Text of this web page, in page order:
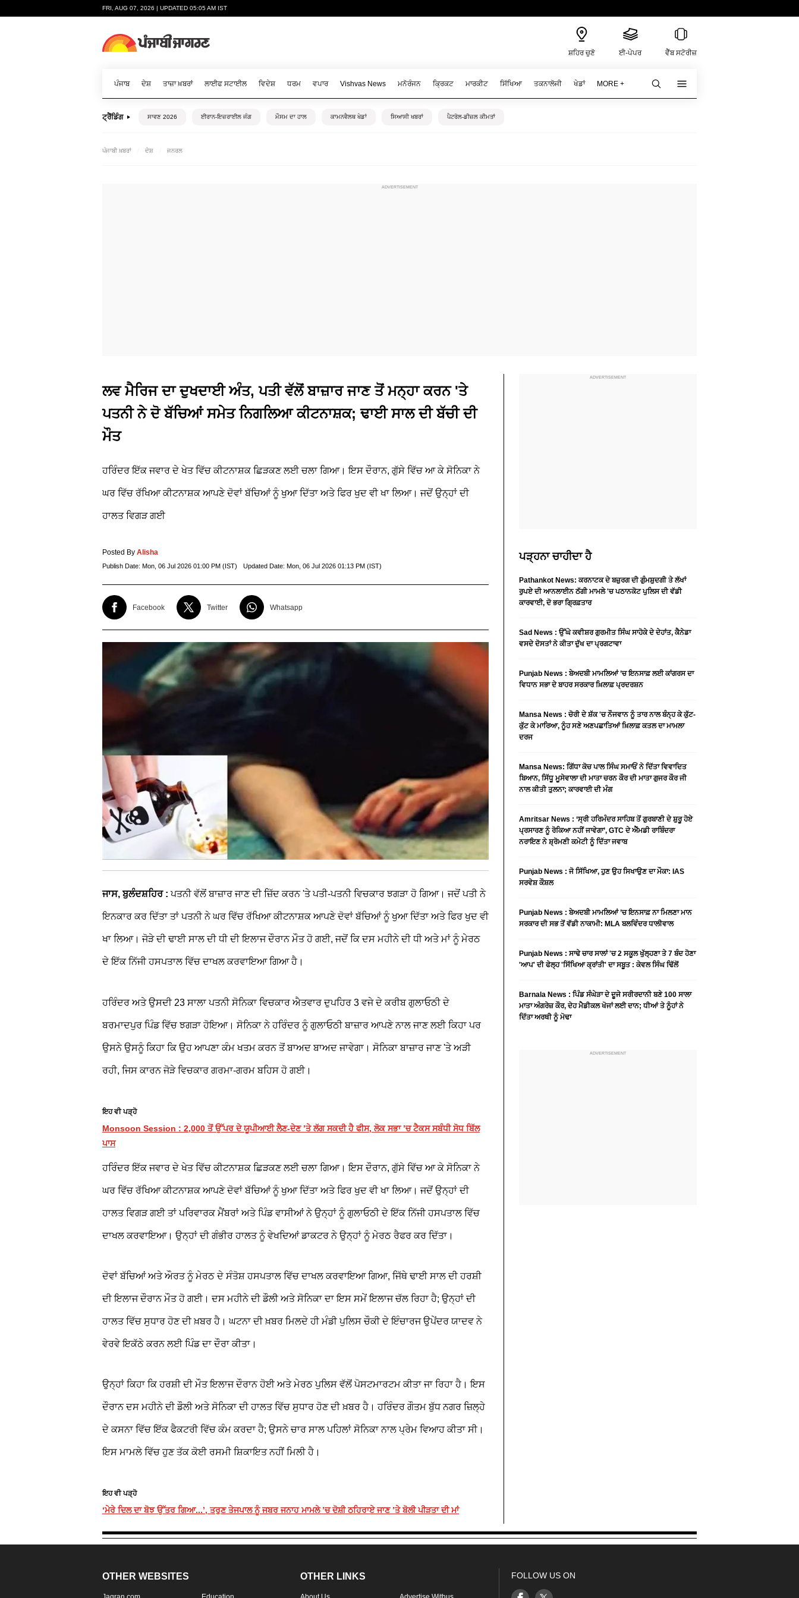
FRI, AUG 07, 2026 | UPDATED 05:05 AM IST
ਸ਼ਹਿਰ ਚੁਣੋ ਈ-ਪੇਪਰ ਵੈੱਬ ਸਟੋਰੀਜ਼
ਪੰਜਾਬ ਦੇਸ਼ ਤਾਜ਼ਾ ਖ਼ਬਰਾਂ ਲਾਈਫ ਸਟਾਈਲ ਵਿਦੇਸ਼ ਧਰਮ ਵਪਾਰ Vishvas News ਮਨੋਰੰਜਨ ਕ੍ਰਿਕਟ ਮਾਰਕੀਟ ਸਿੱਖਿਆ ਤਕਨਾਲੋਜੀ ਖੇਡਾਂ MORE +
ਟ੍ਰੈਂਡਿੰਗ ਸਾਵਣ 2026 ਈਰਾਨ-ਇਜ਼ਰਾਈਲ ਜੰਗ ਮੌਸਮ ਦਾ ਹਾਲ ਕਾਮਨਵੈਲਥ ਖੇਡਾਂ ਸਿਆਸੀ ਖਬਰਾਂ ਪੈਟਰੋਲ-ਡੀਜ਼ਲ ਕੀਮਤਾਂ
ਪੰਜਾਬੀ ਖ਼ਬਰਾਂ ਦੇਸ਼ ਜਨਰਲ
ਲਵ ਮੈਰਿਜ ਦਾ ਦੁਖਦਾਈ ਅੰਤ, ਪਤੀ ਵੱਲੋਂ ਬਾਜ਼ਾਰ ਜਾਣ ਤੋਂ ਮਨ੍ਹਾ ਕਰਨ 'ਤੇ
ਪਤਨੀ ਨੇ ਦੋ ਬੱਚਿਆਂ ਸਮੇਤ ਨਿਗਲਿਆ ਕੀਟਨਾਸ਼ਕ; ਢਾਈ ਸਾਲ ਦੀ ਬੱਚੀ ਦੀ
ਮੌਤ
ਹਰਿੰਦਰ ਇੱਕ ਜਵਾਰ ਦੇ ਖੇਤ ਵਿੱਚ ਕੀਟਨਾਸ਼ਕ ਛਿੜਕਣ ਲਈ ਚਲਾ ਗਿਆ। ਇਸ ਦੌਰਾਨ, ਗੁੱਸੇ ਵਿੱਚ ਆ ਕੇ ਸੋਨਿਕਾ ਨੇ
ਘਰ ਵਿੱਚ ਰੱਖਿਆ ਕੀਟਨਾਸ਼ਕ ਆਪਣੇ ਦੋਵਾਂ ਬੱਚਿਆਂ ਨੂੰ ਖੁਆ ਦਿੱਤਾ ਅਤੇ ਫਿਰ ਖੁਦ ਵੀ ਖਾ ਲਿਆ। ਜਦੋਂ ਉਨ੍ਹਾਂ ਦੀ
ਹਾਲਤ ਵਿਗੜ ਗਈ
Posted By Alisha
Publish Date: Mon, 06 Jul 2026 01:00 PM (IST) Updated Date: Mon, 06 Jul 2026 01:13 PM (IST)
Facebook Twitter Whatsapp
ਜਾਸ, ਬੁਲੰਦਸ਼ਹਿਰ :ਪਤਨੀ ਵੱਲੋਂ ਬਾਜ਼ਾਰ ਜਾਣ ਦੀ ਜ਼ਿੱਦ ਕਰਨ 'ਤੇ ਪਤੀ-ਪਤਨੀ ਵਿਚਕਾਰ ਝਗੜਾ ਹੋ ਗਿਆ। ਜਦੋਂ ਪਤੀ ਨੇ
ਇਨਕਾਰ ਕਰ ਦਿੱਤਾ ਤਾਂ ਪਤਨੀ ਨੇ ਘਰ ਵਿੱਚ ਰੱਖਿਆ ਕੀਟਨਾਸ਼ਕ ਆਪਣੇ ਦੋਵਾਂ ਬੱਚਿਆਂ ਨੂੰ ਖੁਆ ਦਿੱਤਾ ਅਤੇ ਫਿਰ ਖੁਦ ਵੀ
ਖਾ ਲਿਆ। ਜੋੜੇ ਦੀ ਢਾਈ ਸਾਲ ਦੀ ਧੀ ਦੀ ਇਲਾਜ ਦੌਰਾਨ ਮੌਤ ਹੋ ਗਈ, ਜਦੋਂ ਕਿ ਦਸ ਮਹੀਨੇ ਦੀ ਧੀ ਅਤੇ ਮਾਂ ਨੂੰ ਮੇਰਠ
ਦੇ ਇੱਕ ਨਿੱਜੀ ਹਸਪਤਾਲ ਵਿੱਚ ਦਾਖਲ ਕਰਵਾਇਆ ਗਿਆ ਹੈ।
ਹਰਿੰਦਰ ਅਤੇ ਉਸਦੀ 23 ਸਾਲਾ ਪਤਨੀ ਸੋਨਿਕਾ ਵਿਚਕਾਰ ਐਤਵਾਰ ਦੁਪਹਿਰ 3 ਵਜੇ ਦੇ ਕਰੀਬ ਗੁਲਾਓਠੀ ਦੇ
ਬਰਮਾਦਪੁਰ ਪਿੰਡ ਵਿੱਚ ਝਗੜਾ ਹੋਇਆ। ਸੋਨਿਕਾ ਨੇ ਹਰਿੰਦਰ ਨੂੰ ਗੁਲਾਓਠੀ ਬਾਜ਼ਾਰ ਆਪਣੇ ਨਾਲ ਜਾਣ ਲਈ ਕਿਹਾ ਪਰ
ਉਸਨੇ ਉਸਨੂੰ ਕਿਹਾ ਕਿ ਉਹ ਆਪਣਾ ਕੰਮ ਖਤਮ ਕਰਨ ਤੋਂ ਬਾਅਦ ਬਾਅਦ ਜਾਵੇਗਾ। ਸੋਨਿਕਾ ਬਾਜ਼ਾਰ ਜਾਣ 'ਤੇ ਅੜੀ
ਰਹੀ, ਜਿਸ ਕਾਰਨ ਜੋੜੇ ਵਿਚਕਾਰ ਗਰਮਾ-ਗਰਮ ਬਹਿਸ ਹੋ ਗਈ।
ਇਹ ਵੀ ਪੜ੍ਹੋ
Monsoon Session : 2,000 ਤੋਂ ਉੱਪਰ ਦੇ ਯੂਪੀਆਈ ਲੈਣ-ਦੇਣ ’ਤੇ ਲੱਗ ਸਕਦੀ ਹੈ ਫੀਸ, ਲੋਕ ਸਭਾ ’ਚ ਟੈਕਸ ਸਬੰਧੀ ਸੋਧ ਬਿੱਲ
ਪਾਸ
ਹਰਿੰਦਰ ਇੱਕ ਜਵਾਰ ਦੇ ਖੇਤ ਵਿੱਚ ਕੀਟਨਾਸ਼ਕ ਛਿੜਕਣ ਲਈ ਚਲਾ ਗਿਆ। ਇਸ ਦੌਰਾਨ, ਗੁੱਸੇ ਵਿੱਚ ਆ ਕੇ ਸੋਨਿਕਾ ਨੇ
ਘਰ ਵਿੱਚ ਰੱਖਿਆ ਕੀਟਨਾਸ਼ਕ ਆਪਣੇ ਦੋਵਾਂ ਬੱਚਿਆਂ ਨੂੰ ਖੁਆ ਦਿੱਤਾ ਅਤੇ ਫਿਰ ਖੁਦ ਵੀ ਖਾ ਲਿਆ। ਜਦੋਂ ਉਨ੍ਹਾਂ ਦੀ
ਹਾਲਤ ਵਿਗੜ ਗਈ ਤਾਂ ਪਰਿਵਾਰਕ ਮੈਂਬਰਾਂ ਅਤੇ ਪਿੰਡ ਵਾਸੀਆਂ ਨੇ ਉਨ੍ਹਾਂ ਨੂੰ ਗੁਲਾਓਠੀ ਦੇ ਇੱਕ ਨਿੱਜੀ ਹਸਪਤਾਲ ਵਿੱਚ
ਦਾਖਲ ਕਰਵਾਇਆ। ਉਨ੍ਹਾਂ ਦੀ ਗੰਭੀਰ ਹਾਲਤ ਨੂੰ ਵੇਖਦਿਆਂ ਡਾਕਟਰ ਨੇ ਉਨ੍ਹਾਂ ਨੂੰ ਮੇਰਠ ਰੈਫਰ ਕਰ ਦਿੱਤਾ।
ਦੋਵਾਂ ਬੱਚਿਆਂ ਅਤੇ ਔਰਤ ਨੂੰ ਮੇਰਠ ਦੇ ਸੰਤੋਸ਼ ਹਸਪਤਾਲ ਵਿੱਚ ਦਾਖਲ ਕਰਵਾਇਆ ਗਿਆ, ਜਿੱਥੇ ਢਾਈ ਸਾਲ ਦੀ ਹਰਸ਼ੀ
ਦੀ ਇਲਾਜ ਦੌਰਾਨ ਮੌਤ ਹੋ ਗਈ। ਦਸ ਮਹੀਨੇ ਦੀ ਡੌਲੀ ਅਤੇ ਸੋਨਿਕਾ ਦਾ ਇਸ ਸਮੇਂ ਇਲਾਜ ਚੱਲ ਰਿਹਾ ਹੈ; ਉਨ੍ਹਾਂ ਦੀ
ਹਾਲਤ ਵਿੱਚ ਸੁਧਾਰ ਹੋਣ ਦੀ ਖ਼ਬਰ ਹੈ। ਘਟਨਾ ਦੀ ਖ਼ਬਰ ਮਿਲਦੇ ਹੀ ਮੰਡੀ ਪੁਲਿਸ ਚੌਕੀ ਦੇ ਇੰਚਾਰਜ ਉਪੇਂਦਰ ਯਾਦਵ ਨੇ
ਵੇਰਵੇ ਇਕੱਠੇ ਕਰਨ ਲਈ ਪਿੰਡ ਦਾ ਦੌਰਾ ਕੀਤਾ।
ਉਨ੍ਹਾਂ ਕਿਹਾ ਕਿ ਹਰਸ਼ੀ ਦੀ ਮੌਤ ਇਲਾਜ ਦੌਰਾਨ ਹੋਈ ਅਤੇ ਮੇਰਠ ਪੁਲਿਸ ਵੱਲੋਂ ਪੋਸਟਮਾਰਟਮ ਕੀਤਾ ਜਾ ਰਿਹਾ ਹੈ। ਇਸ
ਦੌਰਾਨ ਦਸ ਮਹੀਨੇ ਦੀ ਡੌਲੀ ਅਤੇ ਸੋਨਿਕਾ ਦੀ ਹਾਲਤ ਵਿੱਚ ਸੁਧਾਰ ਹੋਣ ਦੀ ਖ਼ਬਰ ਹੈ। ਹਰਿੰਦਰ ਗੌਤਮ ਬੁੱਧ ਨਗਰ ਜ਼ਿਲ੍ਹੇ
ਦੇ ਕਸਨਾ ਵਿੱਚ ਇੱਕ ਫੈਕਟਰੀ ਵਿੱਚ ਕੰਮ ਕਰਦਾ ਹੈ; ਉਸਨੇ ਚਾਰ ਸਾਲ ਪਹਿਲਾਂ ਸੋਨਿਕਾ ਨਾਲ ਪ੍ਰੇਮ ਵਿਆਹ ਕੀਤਾ ਸੀ।
ਇਸ ਮਾਮਲੇ ਵਿੱਚ ਹੁਣ ਤੱਕ ਕੋਈ ਰਸਮੀ ਸ਼ਿਕਾਇਤ ਨਹੀਂ ਮਿਲੀ ਹੈ।
ਇਹ ਵੀ ਪੜ੍ਹੋ
‘ਮੇਰੇ ਦਿਲ ਦਾ ਬੋਝ ਉੱਤਰ ਗਿਆ...’, ਤਰੁਣ ਤੇਜਪਾਲ ਨੂੰ ਜਬਰ ਜਨਾਹ ਮਾਮਲੇ ’ਚ ਦੋਸ਼ੀ ਠਹਿਰਾਏ ਜਾਣ ’ਤੇ ਬੋਲੀ ਪੀੜਤਾ ਦੀ ਮਾਂ
ਪੜ੍ਹਨਾ ਚਾਹੀਦਾ ਹੈ
Pathankot News: ਕਰਨਾਟਕ ਦੇ ਬਜ਼ੁਰਗ ਦੀ ਗੁੰਮਸ਼ੁਦਗੀ ਤੇ ਲੱਖਾਂ
ਰੁਪਏ ਦੀ ਆਨਲਾਈਨ ਠੱਗੀ ਮਾਮਲੇ 'ਚ ਪਠਾਨਕੋਟ ਪੁਲਿਸ ਦੀ ਵੱਡੀ
ਕਾਰਵਾਈ, ਦੋ ਭਰਾ ਗ੍ਰਿਫ਼ਤਾਰ
Sad News : ਉੱਘੇ ਕਵੀਸ਼ਰ ਗੁਰਮੀਤ ਸਿੰਘ ਸਾਹੋਕੇ ਦੇ ਦੇਹਾਂਤ, ਕੈਨੇਡਾ
ਵਸਦੇ ਦੋਸਤਾਂ ਨੇ ਕੀਤਾ ਦੁੱਖ ਦਾ ਪ੍ਰਗਟਾਵਾ
Punjab News : ਬੇਅਦਬੀ ਮਾਮਲਿਆਂ ’ਚ ਇਨਸਾਫ਼ ਲਈ ਕਾਂਗਰਸ ਦਾ
ਵਿਧਾਨ ਸਭਾ ਦੇ ਬਾਹਰ ਸਰਕਾਰ ਖ਼ਿਲਾਫ਼ ਪ੍ਰਦਰਸ਼ਨ
Mansa News : ਚੋਰੀ ਦੇ ਸ਼ੱਕ 'ਚ ਨੌਜਵਾਨ ਨੂੰ ਤਾਰ ਨਾਲ ਬੰਨ੍ਹ ਕੇ ਕੁੱਟ-
ਕੁੱਟ ਕੇ ਮਾਰਿਆ, ਨੂੰਹ ਸਣੇ ਅਣਪਛਾਤਿਆਂ ਖ਼ਿਲਾਫ਼ ਕਤਲ ਦਾ ਮਾਮਲਾ
ਦਰਜ
Mansa News: ਗਿੱਧਾ ਕੋਚ ਪਾਲ ਸਿੰਘ ਸਮਾਓਂ ਨੇ ਦਿੱਤਾ ਵਿਵਾਦਿਤ
ਬਿਆਨ, ਸਿੱਧੂ ਮੂਸੇਵਾਲਾ ਦੀ ਮਾਤਾ ਚਰਨ ਕੌਰ ਦੀ ਮਾਤਾ ਗੁਜਰ ਕੌਰ ਜੀ
ਨਾਲ ਕੀਤੀ ਤੁਲਨਾ; ਕਾਰਵਾਈ ਦੀ ਮੰਗ
Amritsar News : ‘ਸ੍ਰੀ ਹਰਿਮੰਦਰ ਸਾਹਿਬ ਤੋਂ ਗੁਰਬਾਣੀ ਦੇ ਸ਼ੁਰੂ ਹੋਏ
ਪ੍ਰਸਾਰਣ ਨੂੰ ਰੋਕਿਆ ਨਹੀਂ ਜਾਵੇਗਾ’, GTC ਦੇ ਐੱਮਡੀ ਰਾਬਿੰਦਰਾ
ਨਰਾਇਣ ਨੇ ਸ਼੍ਰੋਮਣੀ ਕਮੇਟੀ ਨੂੰ ਦਿੱਤਾ ਜਵਾਬ
Punjab News : ਜੋ ਸਿੱਖਿਆ, ਹੁਣ ਉਹ ਸਿਖਾਉਣ ਦਾ ਮੌਕਾ: IAS
ਸਰਵੇਸ਼ ਕੌਸ਼ਲ
Punjab News : ਬੇਅਦਬੀ ਮਾਮਲਿਆਂ ’ਚ ਇਨਸਾਫ਼ ਨਾ ਮਿਲਣਾ ਮਾਨ
ਸਰਕਾਰ ਦੀ ਸਭ ਤੋਂ ਵੱਡੀ ਨਾਕਾਮੀ: MLA ਬਲਵਿੰਦਰ ਧਾਲੀਵਾਲ
Punjab News : ਸਾਢੇ ਚਾਰ ਸਾਲਾਂ 'ਚ 2 ਸਕੂਲ ਖੁੱਲ੍ਹਣਾ ਤੇ 7 ਬੰਦ ਹੋਣਾ
'ਆਪ' ਦੀ ਫੇਲ੍ਹ 'ਸਿੱਖਿਆ ਕ੍ਰਾਂਤੀ' ਦਾ ਸਬੂਤ : ਕੇਵਲ ਸਿੰਘ ਢਿੱਲੋਂ
Barnala News : ਪਿੰਡ ਸੰਘੇੜਾ ਦੇ ਦੂਜੇ ਸਰੀਰਦਾਨੀ ਬਣੇ 100 ਸਾਲਾ
ਮਾਤਾ ਅੰਗਰੇਜ਼ ਕੌਰ, ਦੇਹ ਮੈਡੀਕਲ ਖੋਜਾਂ ਲਈ ਦਾਨ; ਧੀਆਂ ਤੇ ਨੂੰਹਾਂ ਨੇ
ਦਿੱਤਾ ਅਰਥੀ ਨੂੰ ਮੋਢਾ
OTHER WEBSITES OTHER LINKS FOLLOW US ON